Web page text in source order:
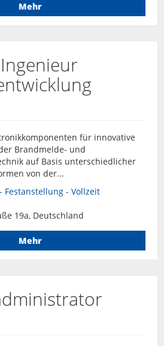
Mehr
für innovative
Brandmelde- und
auf Basis unterschiedlicher
von der...
- Vollzeit
19a, Deutschland
Mehr